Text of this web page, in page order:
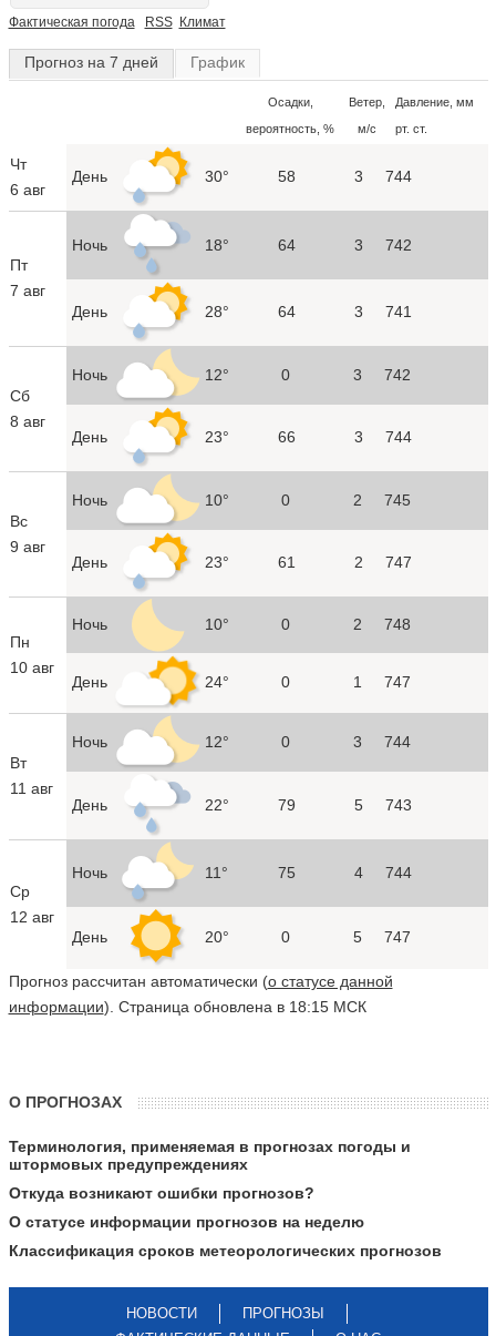
Фактическая погода RSS Климат
Прогноз на 7 дней График
Осадки,
вероятность, %
Ветер,
м/с
Давление, мм
рт. ст.
Чт
6 авг
День 30° 58 3 744
Пт
7 авг
Ночь 18° 64 3 742
День 28° 64 3 741
Сб
8 авг
Ночь 12° 0 3 742
День 23° 66 3 744
Вс
9 авг
Ночь 10° 0 2 745
День 23° 61 2 747
Пн
10 авг
Ночь 10° 0 2 748
День 24° 0 1 747
Вт
11 авг
Ночь 12° 0 3 744
День 22° 79 5 743
Ср
12 авг
Ночь 11° 75 4 744
День 20° 0 5 747
Прогноз рассчитан автоматически (о статусе данной
информации). Страница обновлена в 18:15 МСК
О ПРОГНОЗАХ
Терминология, применяемая в прогнозах погоды и
штормовых предупреждениях
Откуда возникают ошибки прогнозов?
О статусе информации прогнозов на неделю
Классификация сроков метеорологических прогнозов
НОВОСТИ
ПРОГНОЗЫ